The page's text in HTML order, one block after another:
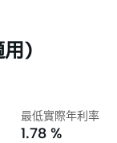
用)
最低實際年利率
1.78 %